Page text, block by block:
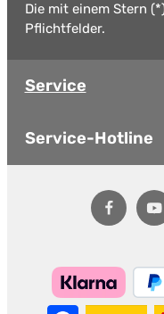
Die mit einem Stern
Pflichtfelder.
Service
Service-Hotline